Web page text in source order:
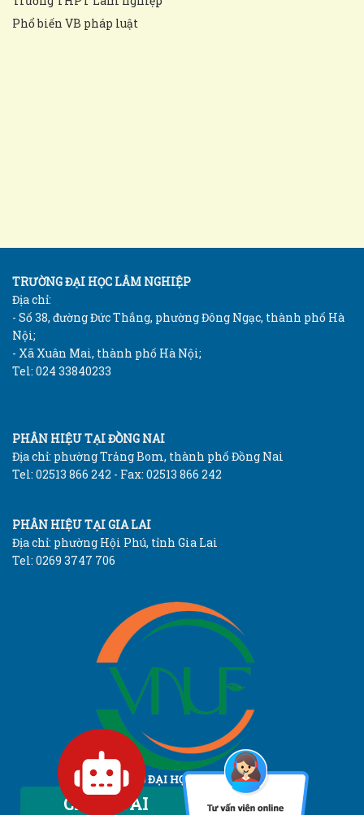
Phổ biến VB pháp luật
TRƯỜNG ĐẠI HỌC LÂM NGHIỆP
Địa chỉ:
- Số 38, đường Đức Thắng, phường Đông Ngạc, thành phố Hà
Nội;
- Xã Xuân Mai, thành phố Hà Nội;
Tel: 024 33840233
PHÂN HIỆU TẠI ĐỒNG NAI
Địa chỉ: phường Trảng Bom, thành phố Đồng Nai
Tel: 02513 866 242 - Fax: 02513 866 242
PHÂN HIỆU TẠI GIA LAI
Địa chỉ: phường Hội Phú, tỉnh Gia Lai
Tel: 0269 3747 706
TRƯỜNG ĐẠI HỌC LÂM NGHIỆP
Vietnam National University of Forestry
Chatbot AI